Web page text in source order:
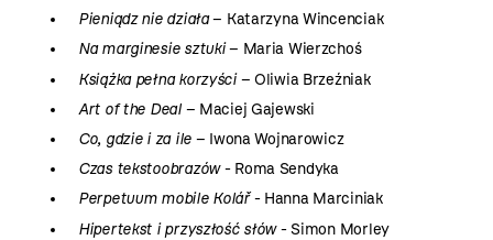
Pieniądz nie działa– Katarzyna Wincenciak
Na marginesie sztuki– Maria Wierzchoś
Książka pełna korzyści– Oliwia Brzeźniak
Art of the Deal– Maciej Gajewski
Co, gdzie i za ile– Iwona Wojnarowicz
Czas tekstoobrazów- Roma Sendyka
Perpetuum mobile Kolář- Hanna Marciniak
Hipertekst i przyszłość słów- Simon Morley